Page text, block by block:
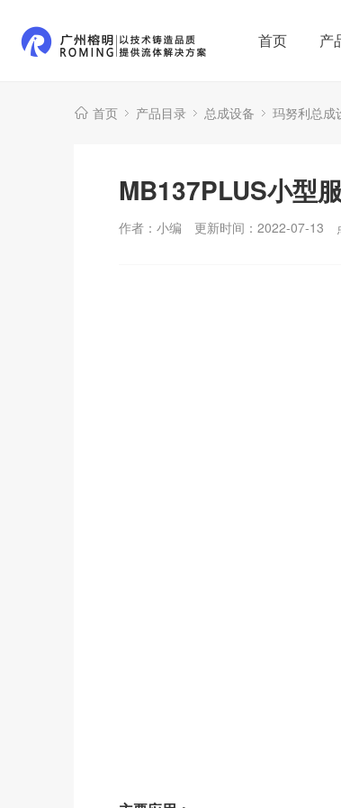
首页 产
首页 产品目录 总成设备 玛努利总成
MB137PLUS小型
作者：小编 更新时间：2022-07-13